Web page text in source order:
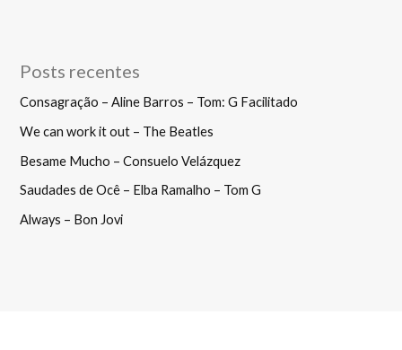
Posts recentes
Consagração – Aline Barros – Tom: G Facilitado
We can work it out – The Beatles
Besame Mucho – Consuelo Velázquez
Saudades de Ocê – Elba Ramalho – Tom G
Always – Bon Jovi